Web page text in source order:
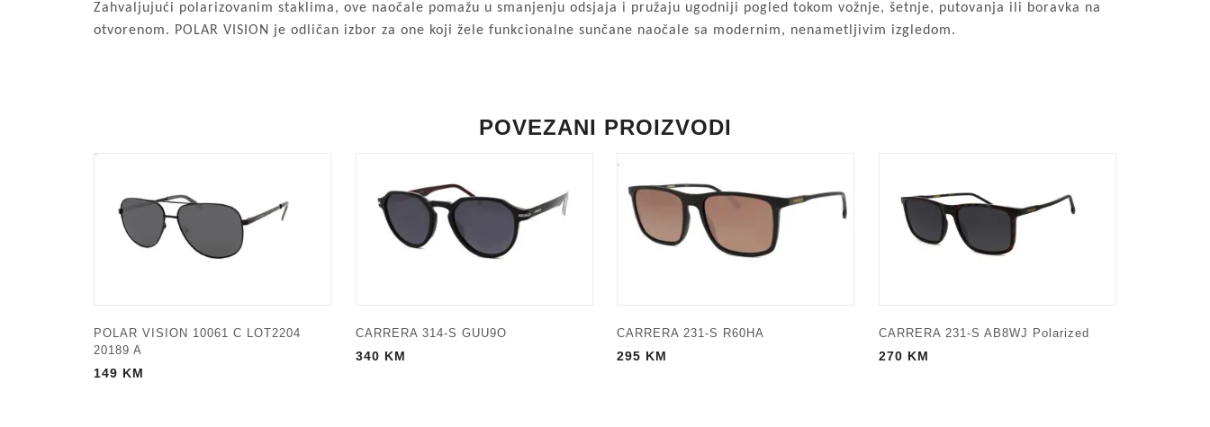
Zahvaljujući polarizovanim staklima, ove naočale pomažu u smanjenju odsjaja i pružaju ugodniji pogled tokom vožnje, šetnje, putovanja ili boravka na
otvorenom. POLAR VISION je odličan izbor za one koji žele funkcionalne sunčane naočale sa modernim, nenametljivim izgledom.
POVEZANI PROIZVODI
POLAR VISION 10061 C LOT2204
20189 A
149 KM
CARRERA 314-S GUU9O
340 KM
CARRERA 231-S R60HA
295 KM
CARRERA 231-S AB8WJ Polarized
270 KM